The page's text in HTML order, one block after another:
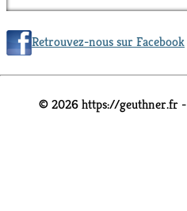
Retrouvez-nous sur Facebook
© 2026 https://geuthner.fr -